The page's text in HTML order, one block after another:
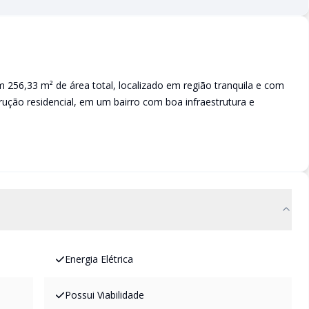
m² de área total, localizado em região tranquila e com
residencial, em um bairro com boa infraestrutura e
Energia Elétrica
Possui Viabilidade